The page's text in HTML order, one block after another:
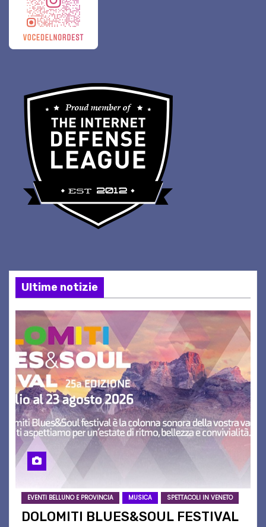
Ultime notizie
EVENTI BELLUNO E PROVINCIA MUSICA SPETTACOLI IN VENETO
DOLOMITI BLUES&SOUL FESTIVAL